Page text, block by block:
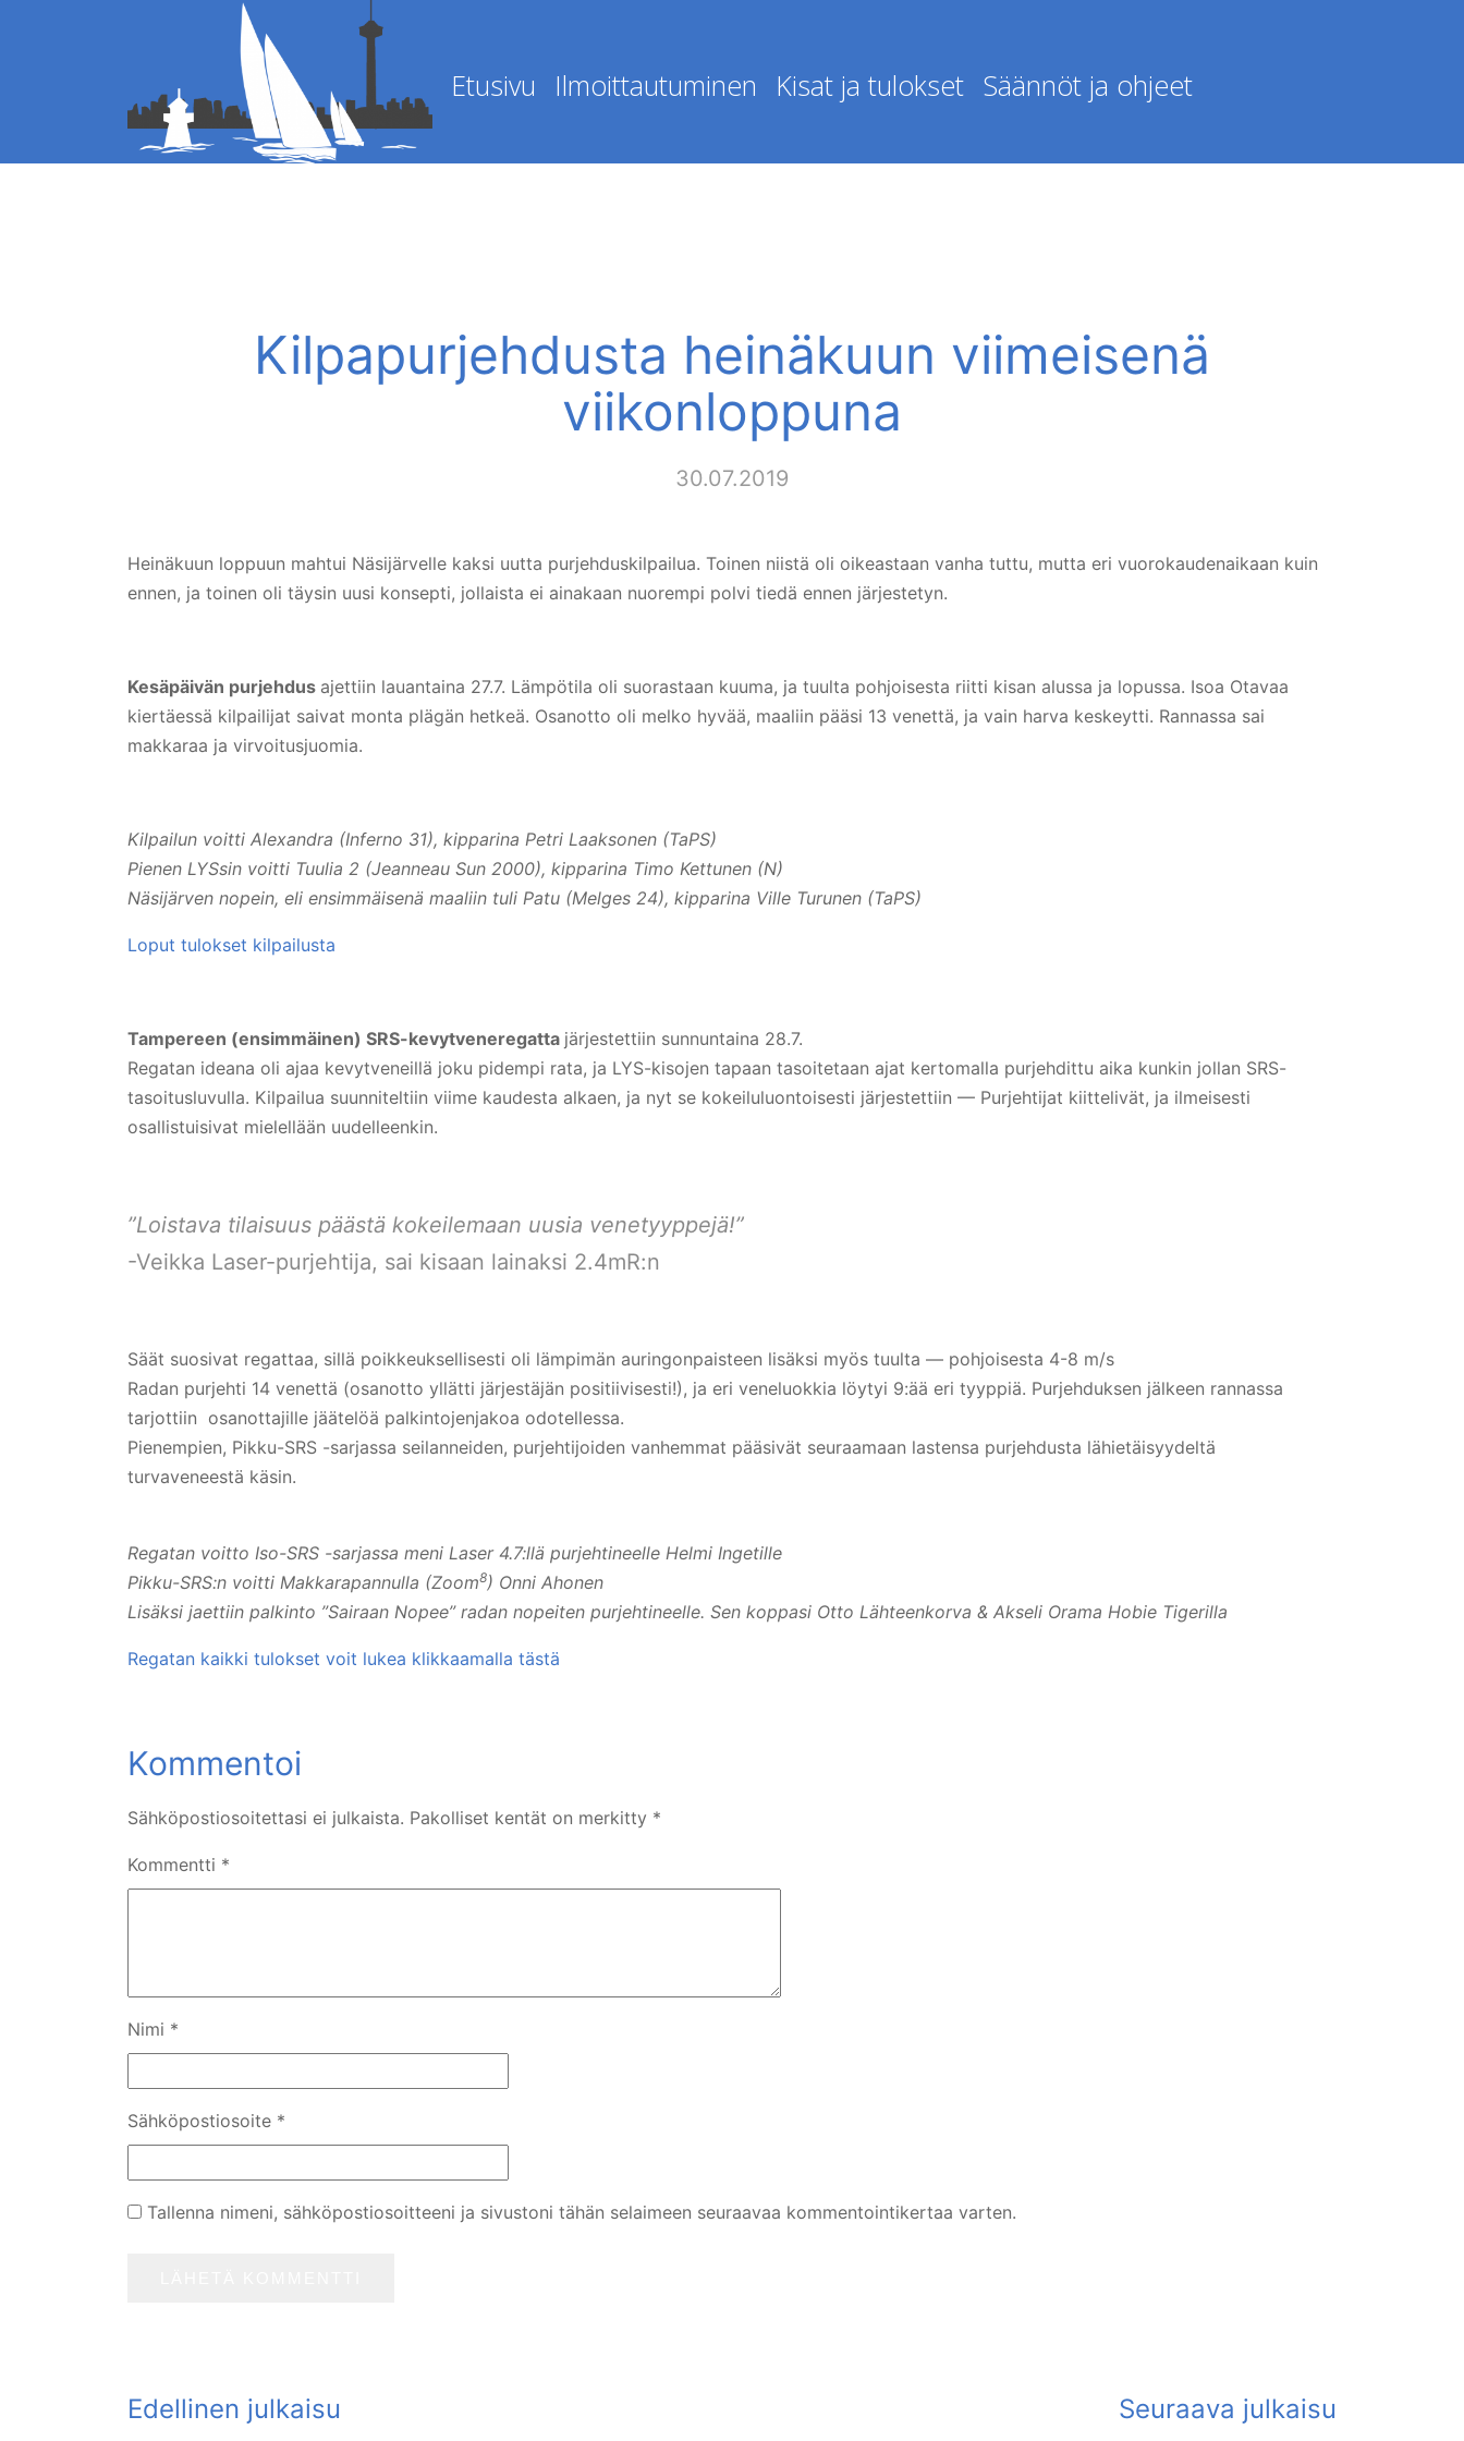
Etusivu Ilmoittautuminen Kisat ja tulokset Säännöt ja ohjeet
Kilpapurjehdusta heinäkuun viimeisenä
viikonloppuna
30.07.2019
Heinäkuun loppuun mahtui Näsijärvelle kaksi uutta purjehduskilpailua. Toinen niistä oli oikeastaan vanha tuttu, mutta eri vuorokaudenaikaan kuin
ennen, ja toinen oli täysin uusi konsepti, jollaista ei ainakaan nuorempi polvi tiedä ennen järjestetyn.
Kesäpäivän purjehdus ajettiin lauantaina 27.7. Lämpötila oli suorastaan kuuma, ja tuulta pohjoisesta riitti kisan alussa ja lopussa. Isoa Otavaa
kiertäessä kilpailijat saivat monta plägän hetkeä. Osanotto oli melko hyvää, maaliin pääsi 13 venettä, ja vain harva keskeytti. Rannassa sai
makkaraa ja virvoitusjuomia.
Kilpailun voitti Alexandra (Inferno 31), kipparina Petri Laaksonen (TaPS)
Pienen LYSsin voitti Tuulia 2 (Jeanneau Sun 2000), kipparina Timo Kettunen (N)
Näsijärven nopein, eli ensimmäisenä maaliin tuli Patu (Melges 24), kipparina Ville Turunen (TaPS)
Loput tulokset kilpailusta
Tampereen (ensimmäinen) SRS-kevytveneregatta järjestettiin sunnuntaina 28.7.
Regatan ideana oli ajaa kevytveneillä joku pidempi rata, ja LYS-kisojen tapaan tasoitetaan ajat kertomalla purjehdittu aika kunkin jollan SRS-
tasoitusluvulla. Kilpailua suunniteltiin viime kaudesta alkaen, ja nyt se kokeiluluontoisesti järjestettiin — Purjehtijat kiittelivät, ja ilmeisesti
osallistuisivat mielellään uudelleenkin.
”Loistava tilaisuus päästä kokeilemaan uusia venetyyppejä!”
-Veikka Laser-purjehtija, sai kisaan lainaksi 2.4mR:n
Säät suosivat regattaa, sillä poikkeuksellisesti oli lämpimän auringonpaisteen lisäksi myös tuulta — pohjoisesta 4-8 m/s
Radan purjehti 14 venettä (osanotto yllätti järjestäjän positiivisesti!), ja eri veneluokkia löytyi 9:ää eri tyyppiä. Purjehduksen jälkeen rannassa
tarjottiin osanottajille jäätelöä palkintojenjakoa odotellessa.
Pienempien, Pikku-SRS -sarjassa seilanneiden, purjehtijoiden vanhemmat pääsivät seuraamaan lastensa purjehdusta lähietäisyydeltä
turvaveneestä käsin.
Regatan voitto Iso-SRS -sarjassa meni Laser 4.7:llä purjehtineelle Helmi Ingetille
Pikku-SRS:n voitti Makkarapannulla (Zoom8) Onni Ahonen
Lisäksi jaettiin palkinto ”Sairaan Nopee” radan nopeiten purjehtineelle. Sen koppasi Otto Lähteenkorva & Akseli Orama Hobie Tigerilla
Regatan kaikki tulokset voit lukea klikkaamalla tästä
Sähköpostiosoitettasi ei julkaista. Pakolliset kentät on merkitty *
Kommentti *
Nimi *
Sähköpostiosoite *
Tallenna nimeni, sähköpostiosoitteeni ja sivustoni tähän selaimeen seuraavaa kommentointikertaa varten.